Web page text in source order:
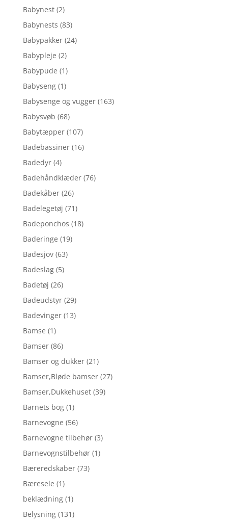
Babynest (2)
Babynests (83)
Babypakker (24)
Babypleje (2)
Babypude (1)
Babyseng (1)
Babysenge og vugger (163)
Babysvøb (68)
Babytæpper (107)
Badebassiner (16)
Badedyr (4)
Badehåndklæder (76)
Badekåber (26)
Badelegetøj (71)
Badeponchos (18)
Baderinge (19)
Badesjov (63)
Badeslag (5)
Badetøj (26)
Badeudstyr (29)
Badevinger (13)
Bamse (1)
Bamser (86)
Bamser og dukker (21)
Bamser,Bløde bamser (27)
Bamser,Dukkehuset (39)
Barnets bog (1)
Barnevogne (56)
Barnevogne tilbehør (3)
Barnevognstilbehør (1)
Bæreredskaber (73)
Bæresele (1)
beklædning (1)
Belysning (131)